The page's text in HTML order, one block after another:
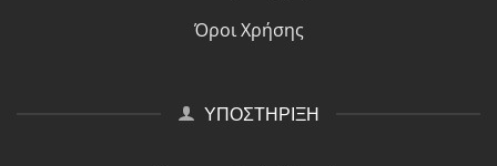
Όροι Χρήσης
ΥΠΟΣΤΗΡΙΞΗ